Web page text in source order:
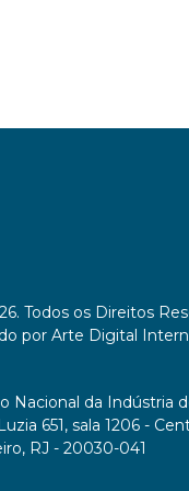
Todos os Direitos
por Arte Digital
Nacional da Indústria
651, sala 1206 -
RJ - 20030-041